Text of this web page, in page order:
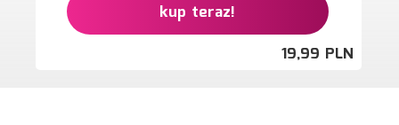
kup teraz!
19,99 PLN